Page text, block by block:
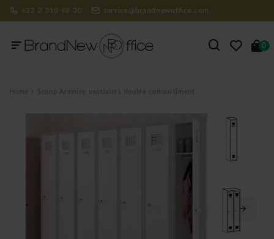
+32 2 310 98 30 service@brandnewoffice.com
0
Home Scoop Armoire vestiaires double compartiment